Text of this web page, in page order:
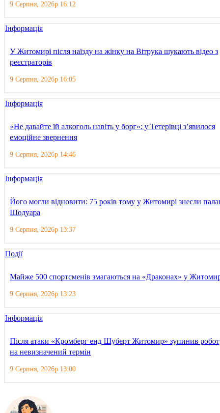
9 Серпня, 2026р 16:12
Інформація
У Житомирі після наїзду на жінку на Вітрука шукають відео з
реєстраторів
9 Серпня, 2026р 16:05
Інформація
«Не давайте їй алкоголь навіть у борг»: у Тетерівці з’явилося
емоційне звернення
9 Серпня, 2026р 14:46
Інформація
Його могли відновити: 75 років тому у Житомирі знесли
Шодуара
9 Серпня, 2026р 13:37
Події
Майже 500 спортсменів змагаються на «Драконах» у
9 Серпня, 2026р 13:23
Інформація
Після атаки «Кромберг енд Шуберт Житомир» зупинив
на невизначений термін
9 Серпня, 2026р 13:00